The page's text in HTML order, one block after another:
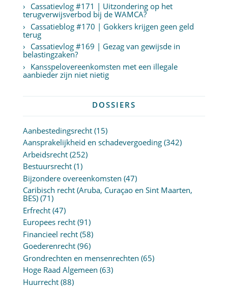
Cassatievlog #171 | Uitzondering op het
terugverwijsverbod bij de WAMCA?
Cassatieblog #170 | Gokkers krijgen geen geld
terug
Cassatievlog #169 | Gezag van gewijsde in
belastingzaken?
Kansspelovereenkomsten met een illegale
aanbieder zijn niet nietig
DOSSIERS
Aanbestedingsrecht(15)
Aansprakelijkheid en schadevergoeding(342)
Arbeidsrecht(252)
Bestuursrecht(1)
Bijzondere overeenkomsten (47)
Caribisch recht (Aruba, Curaçao en Sint Maarten,
BES)(71)
Erfrecht(47)
Europees recht(91)
Financieel recht(58)
Goederenrecht(96)
Grondrechten en mensenrechten (65)
Hoge Raad Algemeen (63)
Huurrecht(88)